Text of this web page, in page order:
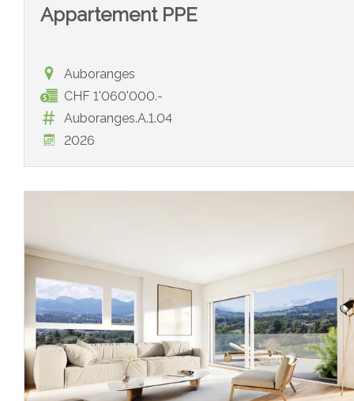
Appartement PPE
Auboranges
CHF 1'060'000.-
Auboranges.A.1.04
2026